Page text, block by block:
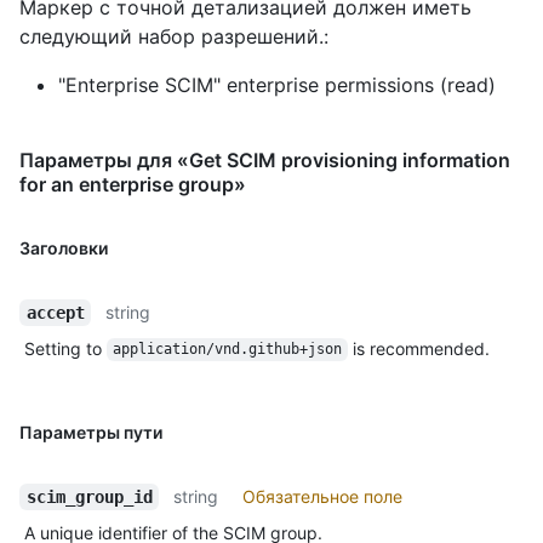
Маркер с точной детализацией должен иметь
следующий набор разрешений.:
"Enterprise SCIM" enterprise permissions (read)
Параметры для «Get SCIM provisioning information
for an enterprise group»
Заголовки
accept
string
Setting to
application/vnd.github+json is recommended.
Параметры пути
scim_group_id string
Обязательное поле
A unique identifier of the SCIM group.